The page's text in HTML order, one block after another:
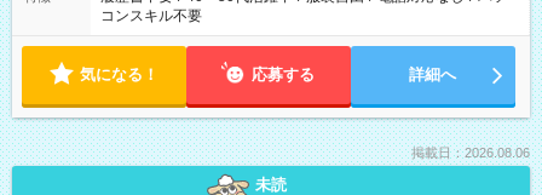
コンスキル不要
気になる！ 応募する 詳細へ
掲載日：2026.08.06
未読